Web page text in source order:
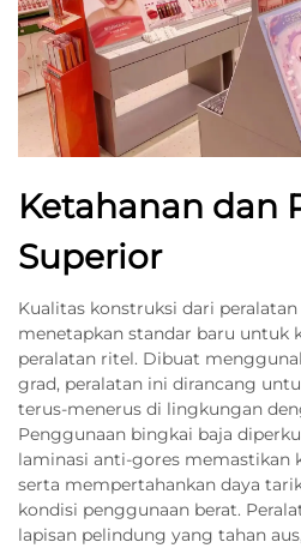
Ketahanan dan
Superior
Kualitas konstruksi dari
menetapkan standar baru untuk
peralatan ritel. Dibuat
grad, peralatan ini dirancang
terus-menerus di lingkungan
Penggunaan bingkai baja
laminasi anti-gores memastikan
serta mempertahankan daya
kondisi penggunaan berat.
lapisan pelindung yang tahan